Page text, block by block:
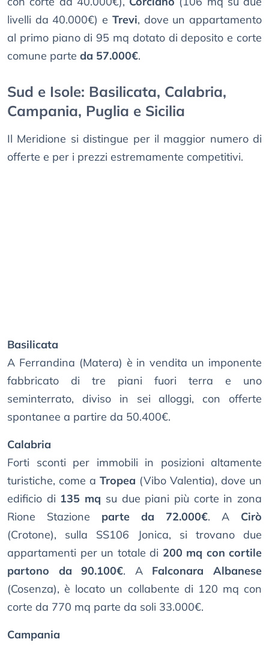
livelli da 40.000€) e Trevi, dove un appartamento
al primo piano di 95 mq dotato di deposito e corte
comune parte da 57.000€.
Sud e Isole: Basilicata, Calabria,
Campania, Puglia e Sicilia
Il Meridione si distingue per il maggior numero di
offerte e per i prezzi estremamente competitivi.
Basilicata
A Ferrandina (Matera) è in vendita un imponente
fabbricato di tre piani fuori terra e uno
seminterrato, diviso in sei alloggi, con offerte
spontanee a partire da 50.400€.
Calabria
Forti sconti per immobili in posizioni altamente
turistiche, come a Tropea (Vibo Valentia), dove un
edificio di 135 mq su due piani più corte in zona
Rione Stazione parte da 72.000€. A Cirò
(Crotone), sulla SS106 Jonica, si trovano due
appartamenti per un totale di 200 mq con cortile
partono da 90.100€. A Falconara Albanese
(Cosenza), è locato un collabente di 120 mq con
corte da 770 mq parte da soli 33.000€.
Campania